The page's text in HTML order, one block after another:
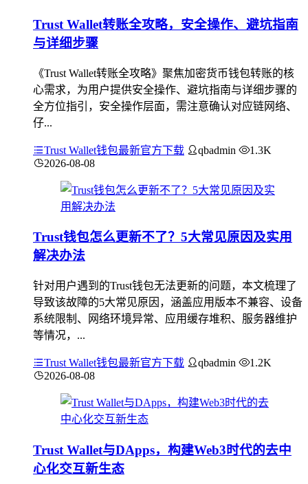
Trust Wallet转账全攻略，安全操作、避坑指南
与详细步骤
《Trust Wallet转账全攻略》聚焦加密货币钱包转账的核
心需求，为用户提供安全操作、避坑指南与详细步骤的
全方位指引，安全操作层面，需注意确认对应链网络、
仔...
Trust Wallet钱包最新官方下载 qbadmin
1.3K
2026-08-08
Trust钱包怎么更新不了？5大常见原因及实用
解决办法
针对用户遇到的Trust钱包无法更新的问题，本文梳理了
导致该故障的5大常见原因，涵盖应用版本不兼容、设备
系统限制、网络环境异常、应用缓存堆积、服务器维护
等情况，...
Trust Wallet钱包最新官方下载 qbadmin
1.2K
2026-08-08
Trust Wallet与DApps，构建Web3时代的去中
心化交互新生态